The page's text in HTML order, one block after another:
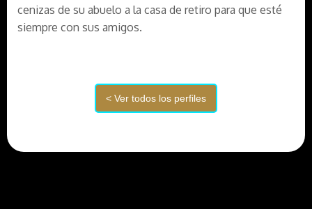
cenizas de su abuelo a la casa de retiro para que esté
siempre con sus amigos.